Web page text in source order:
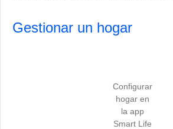
Gestionar un hogar
Configurar
hogar en
la app
Smart Life